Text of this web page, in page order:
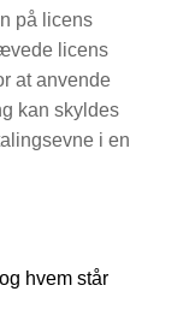
på licens
licens
at anvende
kan skyldes
i en
hvem står